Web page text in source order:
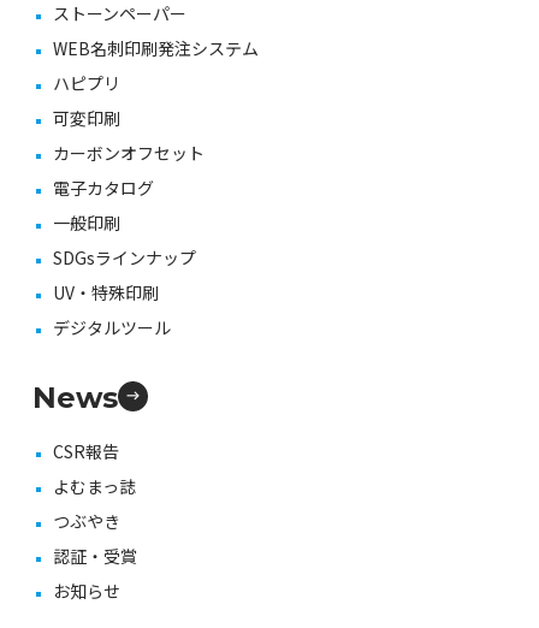
ストーンペーパー
WEB名刺印刷発注システム
ハピプリ
可変印刷
カーボンオフセット
電子カタログ
一般印刷
SDGsラインナップ
UV・特殊印刷
デジタルツール
News
CSR報告
よむまっ誌
つぶやき
認証・受賞
お知らせ